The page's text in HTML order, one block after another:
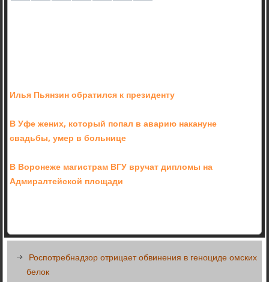
Илья Пьянзин обратился к президенту
В Уфе жених, который попал в аварию накануне
свадьбы, умер в больнице
В Воронеже магистрам ВГУ вручат дипломы на
Адмиралтейской площади
Роспотребнадзор отрицает обвинения в геноциде омских
белок